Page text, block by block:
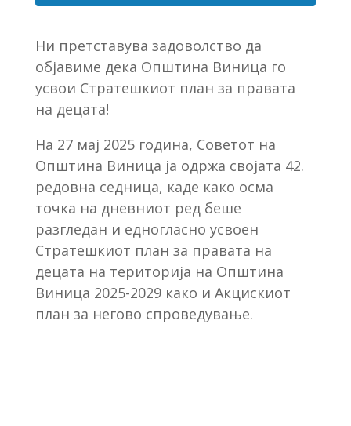
Ни претставува задоволство да
објавиме дека Општина Виница го
усвои Стратешкиот план за правата
на децата!
На 27 мај 2025 година, Советот на
Општина Виница ја одржа својата 42.
редовна седница, каде како осма
точка на дневниот ред беше
разгледан и едногласно усвоен
Стратешкиот план за правата на
децата на територија на Општина
Виница 2025-2029 како и Акцискиот
план за негово спроведување.